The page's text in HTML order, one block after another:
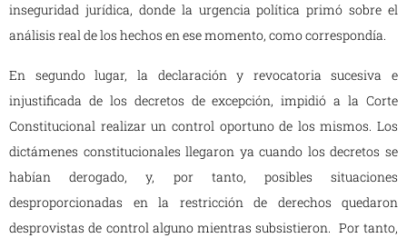
inseguridad jurídica, donde la urgencia política primó sobre el
análisis real de los hechos en ese momento, como correspondía.
En segundo lugar, la declaración y revocatoria sucesiva e
injustificada de los decretos de excepción, impidió a la Corte
Constitucional realizar un control oportuno de los mismos. Los
dictámenes constitucionales llegaron ya cuando los decretos se
habían derogado, y, por tanto, posibles situaciones
desproporcionadas en la restricción de derechos quedaron
desprovistas de control alguno mientras subsistieron. Por tanto,